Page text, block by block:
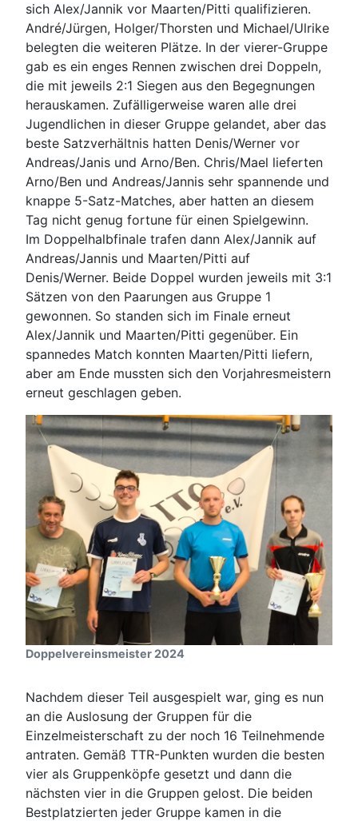
sich Alex/Jannik vor Maarten/Pitti qualifizieren.
André/Jürgen, Holger/Thorsten und Michael/Ulrike
belegten die weiteren Plätze. In der vierer-Gruppe
gab es ein enges Rennen zwischen drei Doppeln,
die mit jeweils 2:1 Siegen aus den Begegnungen
herauskamen. Zufälligerweise waren alle drei
Jugendlichen in dieser Gruppe gelandet, aber das
beste Satzverhältnis hatten Denis/Werner vor
Andreas/Janis und Arno/Ben. Chris/Mael lieferten
Arno/Ben und Andreas/Jannis sehr spannende und
knappe 5-Satz-Matches, aber hatten an diesem
Tag nicht genug fortune für einen Spielgewinn.
Im Doppelhalbfinale trafen dann Alex/Jannik auf
Andreas/Jannis und Maarten/Pitti auf
Denis/Werner. Beide Doppel wurden jeweils mit 3:1
Sätzen von den Paarungen aus Gruppe 1
gewonnen. So standen sich im Finale erneut
Alex/Jannik und Maarten/Pitti gegenüber. Ein
spannedes Match konnten Maarten/Pitti liefern,
aber am Ende mussten sich den Vorjahresmeistern
erneut geschlagen geben.
Doppelvereinsmeister 2024
Nachdem dieser Teil ausgespielt war, ging es nun
an die Auslosung der Gruppen für die
Einzelmeisterschaft zu der noch 16 Teilnehmende
antraten. Gemäß TTR-Punkten wurden die besten
vier als Gruppenköpfe gesetzt und dann die
nächsten vier in die Gruppen gelost. Die beiden
Bestplatzierten jeder Gruppe kamen in die